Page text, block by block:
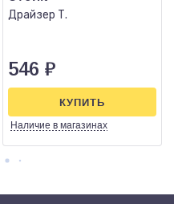
Драйзер Т.
546 ₽
Наличие в магазинах
КУПИТЬ